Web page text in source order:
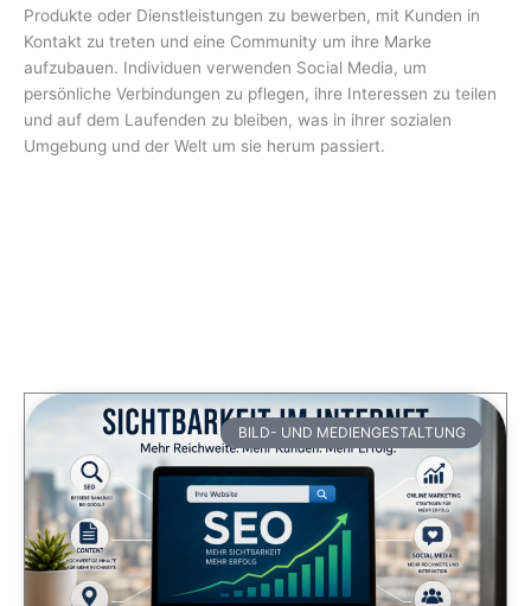
Produkte oder Dienstleistungen zu bewerben, mit Kunden in
Kontakt zu treten und eine Community um ihre Marke
aufzubauen. Individuen verwenden Social Media, um
persönliche Verbindungen zu pflegen, ihre Interessen zu teilen
und auf dem Laufenden zu bleiben, was in ihrer sozialen
Umgebung und der Welt um sie herum passiert.
BILD- UND MEDIENGESTALTUNG